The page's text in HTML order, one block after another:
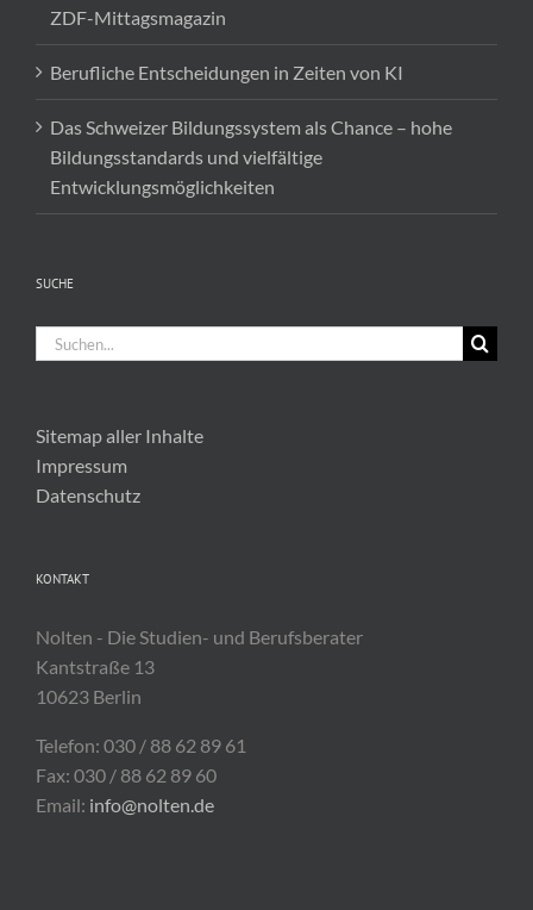
ZDF-Mittagsmagazin
Berufliche Entscheidungen in Zeiten von KI
Das Schweizer Bildungssystem als Chance – hohe
Bildungsstandards und vielfältige
Entwicklungsmöglichkeiten
SUCHE
Suche
Sitemap aller Inhalte
Impressum
Datenschutz
KONTAKT
Nolten - Die Studien- und Berufsberater
Kantstraße 13
10623 Berlin
Telefon: 030 / 88 62 89 61
Fax: 030 / 88 62 89 60
Email: info@nolten.de